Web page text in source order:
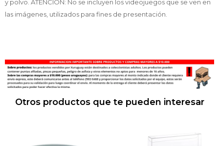
y polvo. ATENCIÓN: No se incluyen los videojuegos que se ven en
las imágenes, utilizados para fines de presentación.
Otros productos que te pueden interesar